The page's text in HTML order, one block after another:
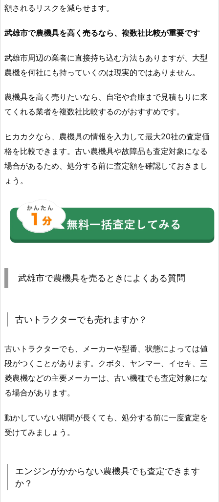
額されるリスクを減らせます。
武雄市で農機具を高く売るなら、複数社比較が重要です
武雄市周辺の業者に直接持ち込む方法もありますが、大型
農機を何社にも持っていくのは現実的ではありません。
農機具を高く売りたいなら、自宅や倉庫まで見積もりに来
てくれる業者を複数社比較するのがおすすめです。
ヒカカクなら、農機具の情報を入力して最大20社の査定価
格を比較できます。古い農機具や故障品も査定対象になる
場合があるため、処分する前に査定額を確認しておきまし
ょう。
武雄市で農機具を売るときによくある質問
古いトラクターでも売れますか？
古いトラクターでも、メーカーや型番、状態によっては値
段がつくことがあります。クボタ、ヤンマー、イセキ、三
菱農機などの主要メーカーは、古い機種でも査定対象にな
る場合があります。
動かしていない期間が長くても、処分する前に一度査定を
受けてみましょう。
エンジンがかからない農機具でも査定できます
か？